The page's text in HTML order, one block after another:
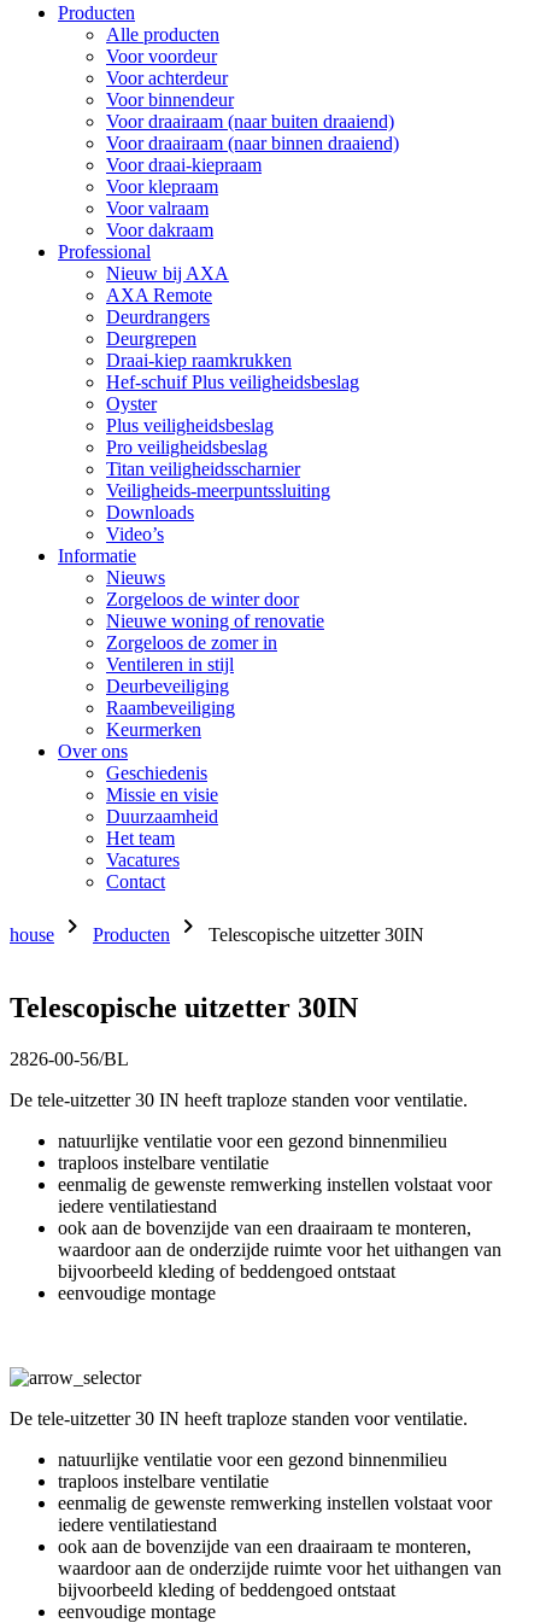
Producten
Alle producten
Voor voordeur
Voor achterdeur
Voor binnendeur
Voor draairaam (naar buiten draaiend)
Voor draairaam (naar binnen draaiend)
Voor draai-kiepraam
Voor klepraam
Voor valraam
Voor dakraam
Professional
Nieuw bij AXA
AXA Remote
Deurdrangers
Deurgrepen
Draai-kiep raamkrukken
Hef-schuif Plus veiligheidsbeslag
Oyster
Plus veiligheidsbeslag
Pro veiligheidsbeslag
Titan veiligheidsscharnier
Veiligheids-meerpuntssluiting
Downloads
Video’s
Informatie
Nieuws
Zorgeloos de winter door
Nieuwe woning of renovatie
Zorgeloos de zomer in
Ventileren in stijl
Deurbeveiliging
Raambeveiliging
Keurmerken
Over ons
Geschiedenis
Missie en visie
Duurzaamheid
Het team
Vacatures
Contact
house chevron_right Producten chevron_right Telescopische uitzetter 30IN
Telescopische uitzetter 30IN
2826-00-56/BL
De tele-uitzetter 30 IN heeft traploze standen voor ventilatie.
natuurlijke ventilatie voor een gezond binnenmilieu
traploos instelbare ventilatie
eenmalig de gewenste remwerking instellen volstaat voor
iedere ventilatiestand
ook aan de bovenzijde van een draairaam te monteren,
waardoor aan de onderzijde ruimte voor het uithangen van
bijvoorbeeld kleding of beddengoed ontstaat
eenvoudige montage
De tele-uitzetter 30 IN heeft traploze standen voor ventilatie.
natuurlijke ventilatie voor een gezond binnenmilieu
traploos instelbare ventilatie
eenmalig de gewenste remwerking instellen volstaat voor
iedere ventilatiestand
ook aan de bovenzijde van een draairaam te monteren,
waardoor aan de onderzijde ruimte voor het uithangen van
bijvoorbeeld kleding of beddengoed ontstaat
eenvoudige montage